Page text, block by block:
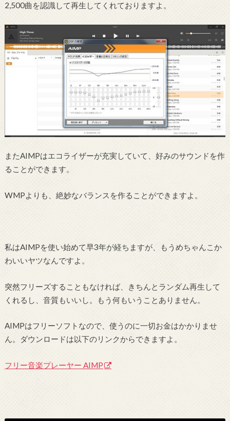
2,500曲を認識して再生してくれておりますよ。
またAIMPはエコライザーが充実していて、好みのサウンドを作
ることができます。
WMPよりも、絶妙なバランスを作ることができますよ。
私はAIMPを使い始めて早3年が経ちますが、もうめちゃんこか
わいいヤツなんですよ。
突然フリーズすることもなければ、きちんとランダム再生して
くれるし、音質もいいし。もう何もいうことありません。
AIMPはフリーソフトなので、使うのに一切お金はかかりませ
ん。ダウンロードは以下のリンクからできますよ。
フリー音楽プレーヤー AIMP